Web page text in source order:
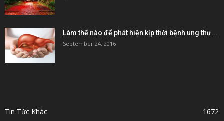
Làm thế nào để phát hiện kịp thời bệnh ung thư...
September 24, 2016
Tin Tức Khác
1672